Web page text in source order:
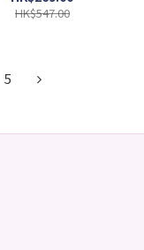
HK$547.00
5